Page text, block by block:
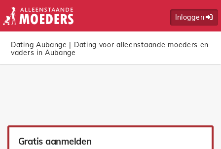
Inloggen
Dating Aubange | Dating voor alleenstaande moeders en
vaders in Aubange
Gratis aanmelden